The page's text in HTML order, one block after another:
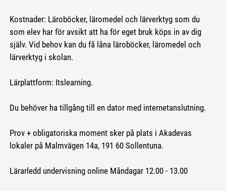
Kostnader: Läroböcker, läromedel och lärverktyg som du
som elev har för avsikt att ha för eget bruk köps in av dig
själv. Vid behov kan du få låna läroböcker, läromedel och
lärverktyg i skolan.
Lärplattform: Itslearning.
Du behöver ha tillgång till en dator med internetanslutning.
Prov + obligatoriska moment sker på plats i Akadevas
lokaler på Malmvägen 14a, 191 60 Sollentuna.
Lärarledd undervisning online Måndagar 12.00 - 13.00